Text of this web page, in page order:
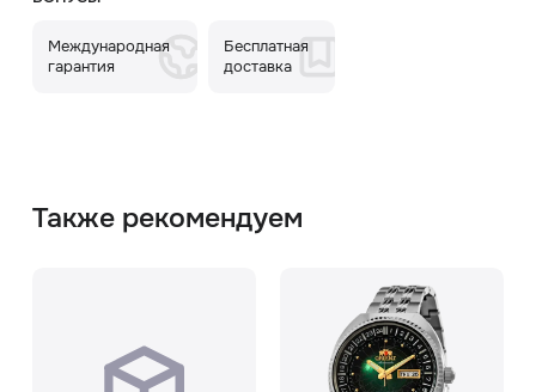
Международная
гарантия
Бесплатная
доставка
Также рекомендуем